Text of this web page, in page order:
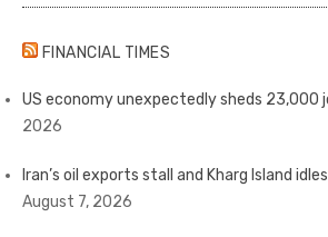
FINANCIAL TIMES
US economy unexpectedly sheds 23,000
2026
Iran’s oil exports stall and Kharg Island
August 7, 2026